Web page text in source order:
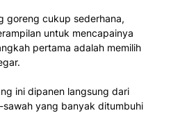
goreng cukup sederhana,
untuk mencapainya
pertama adalah memilih
ini dipanen langsung dari
sawah yang banyak ditumbuhi